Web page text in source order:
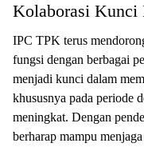
Kolaborasi Kunci
IPC TPK terus
fungsi dengan berbagai
menjadi kunci dalam
khususnya pada periode
meningkat. Dengan
berharap mampu